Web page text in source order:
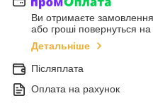
Ви отримаєте замовлення
або гроші повернуться
Детальніше
Післяплата
Оплата на рахунок